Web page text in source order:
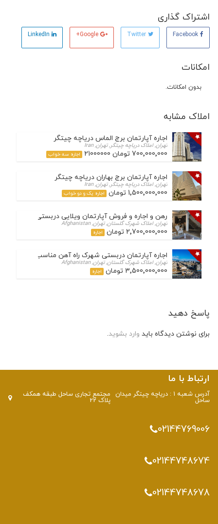
اشتراک گذاری
Twitter
Google+
LinkedIn
امکانات
بدون امکانات.
املاک مشابه
اجاره آپارتمان برج الماس دریاچه چیتگر
تهران, املاک دریاچه چیتگر, تهران, Iran
700٬000٬000 تومان 21000000 اجاره سه خواب
اجاره آپارتمان برج بهاران دریاچه چیتگر
تهران, املاک دریاچه چیتگر, تهران, Iran
1٬500٬000٬000 تومان اجاره یک و دو خواب
رهن و اجاره و فروش آپارتمان ویلایی دربستی در شهرک
تهران, املاک شهرک گلستان, تهران, Afghanistan
2٬700٬000٬000 تومان اجاره
اجاره آپارتمان دربستی شهرک راه آهن مناسب اداری
تهران, املاک شهرک گلستان, تهران, Afghanistan
3٬500٬000٬000 تومان اجاره
پاسخ دهید
برای نوشتن دیدگاه بایدوارد بشوید.
ارتباط با ما
آدرس شعبه 1 : دریاچه چیتگر میدان
ساحل
مجتمع تجاری ساحل طبقه همکف
پلاک 22
02144769006
02144748674
02144748678